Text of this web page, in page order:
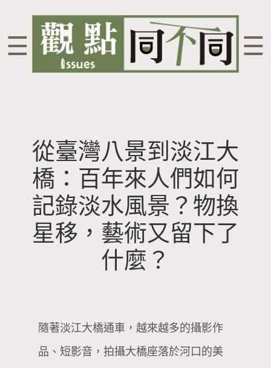
☰ ☰
從臺灣八景到淡江大
橋：百年來人們如何
記錄淡水風景？物換
星移，藝術又留下了
什麼？
隨著淡江大橋通車，越來越多的攝影作
品、短影音，拍攝大橋座落於河口的美